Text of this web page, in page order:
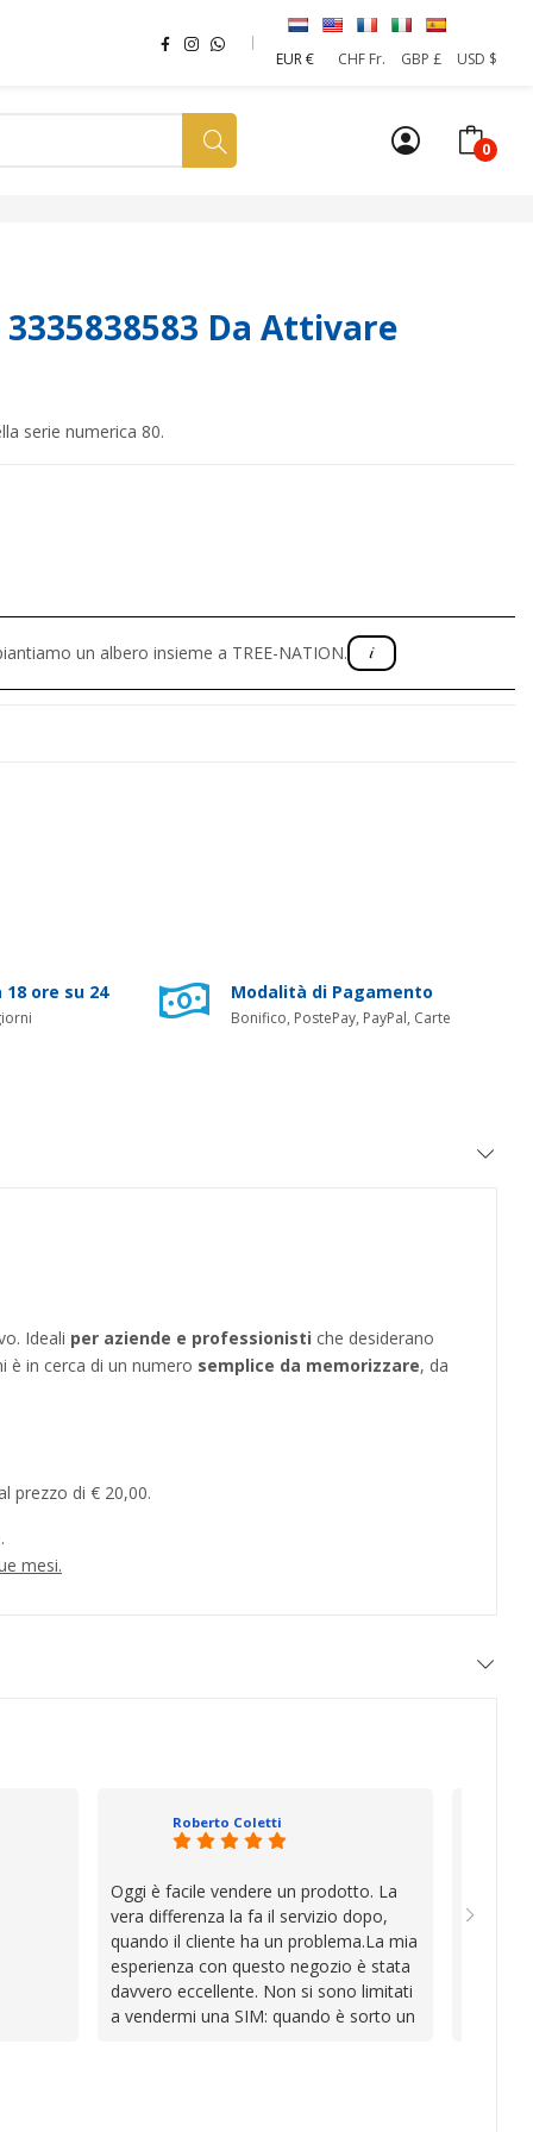
EUR €
CHF Fr. GBP £ USD $
0
Da Attivare
serie numerica 80.
un albero insieme a TREE-NATION.
ore su 24 Modalità di Pagamento
Bonifico, PostePay, PayPal, Carte
Ideali per aziende e professionisti che desiderano
è in cerca di un numero semplice da memorizzare, da
prezzo di € 20,00.
mesi.
Roberto Coletti
Oggi è facile vendere un prodotto. La
vera differenza la fa il servizio dopo,
quando il cliente ha un problema.La mia
esperienza con questo negozio è stata
davvero eccellente. Non si sono limitati
a vendermi una SIM: quando è sorto un
sono